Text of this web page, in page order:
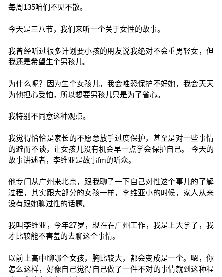
每周135咱们不见不散。
今天是三八节，我们来听一个关于女性的故事。
我曾经听过很多计划要小孩的朋友说我绝对不会重男轻女，但
我还是希望生个男孩儿。
为什么呢？因为生个女孩儿，我会唯恐保护不好她，我会天天
为他担心受怕，所以想要男孩儿只是为了省心。
我特别不同意这种观点。
我觉得恰恰是家长的不愿意放手过度保护，甚至是对一些事情
的避而不谈，让女孩儿没有机会早一点学会保护自己。 今天的
故事讲述者，李维亚是故事fm的听众。
他专门从广州来北京，跟我聊了一下自己对性这个事儿的了解
过程，其实跟大部分的女孩一样，李维亚小的时候，家人从来
没有跟她聊过性的话题。
我叫李维亚，今年27岁，现在在广州工作，我是上大学了，我
才比较能不害羞的去聊这个事情。
以前上高中聊哪个女孩，胸比较大，都会变成是一个。嗯，你
怎么这样，好像自己觉得自己做了一件不对的事情就到这种程